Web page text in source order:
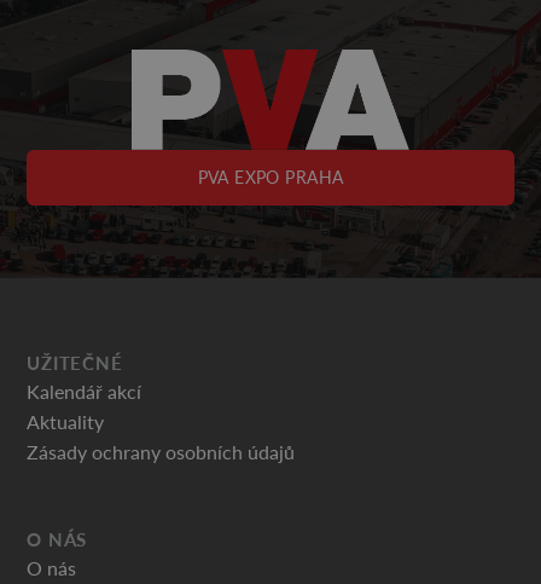
PVA EXPO PRAHA
UŽITEČNÉ
Kalendář akcí
Aktuality
Zásady ochrany osobních údajů
O NÁS
O nás